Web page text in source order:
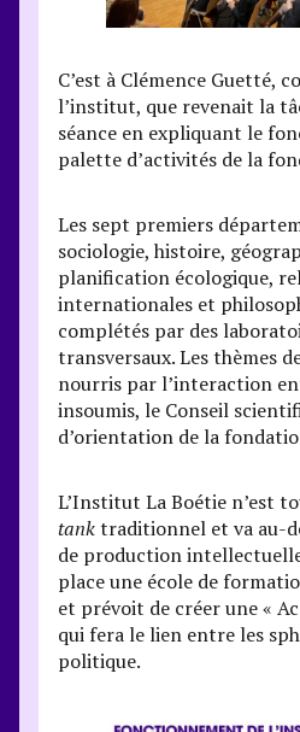
C’est à Clémence Guetté,
l’institut, que revenait la
séance en expliquant le
palette d’activités de la
Les sept premiers
sociologie, histoire,
planification écologique,
internationales et
complétés par des
transversaux. Les thèmes
nourris par l’interaction
insoumis, le Conseil
d’orientation de la
L’Institut La Boétie n’est
tanktraditionnel et va au-
de production
place une école de
et prévoit de créer une «
qui fera le lien entre les
politique.